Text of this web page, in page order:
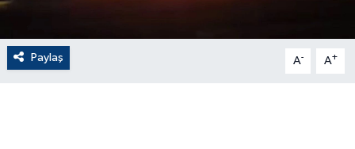
Paylaş A- A+
EKONOMİ